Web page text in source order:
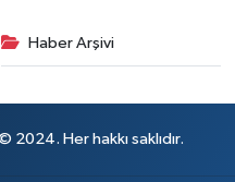
Haber Arşivi
2024. Her hakkı saklıdır.